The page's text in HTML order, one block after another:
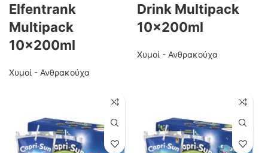
Elfentrank
Multipack
10x200ml
Χυμοί - Ανθρακούχα
Drink Multipack
10x200ml
Χυμοί - Ανθρακούχα